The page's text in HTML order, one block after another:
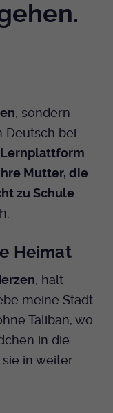
, sondern
Deutsch bei
Mutter, die
zu Schule
Heimat
, hält
meine Stadt
Taliban, wo
in die
in weiter